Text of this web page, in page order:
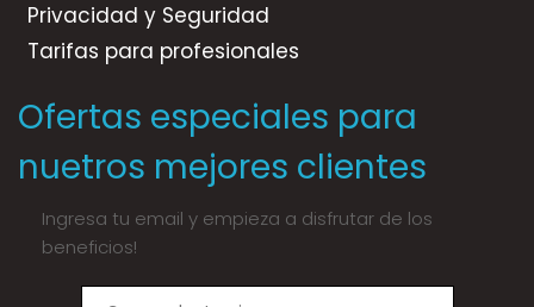
Privacidad y Seguridad
Tarifas para profesionales
Ofertas especiales para
nuetros mejores clientes
Ingresa tu email y empieza a disfrutar de los
beneficios!